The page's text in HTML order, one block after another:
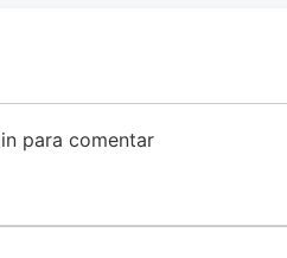
para comentar